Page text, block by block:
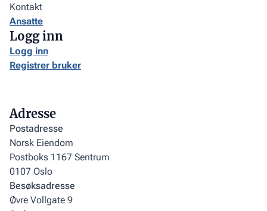
Kontakt
Ansatte
Logg inn
Logg inn
Registrer bruker
Adresse
Postadresse
Norsk Eiendom
Postboks 1167 Sentrum
0107 Oslo
Besøksadresse
Øvre Vollgate 9